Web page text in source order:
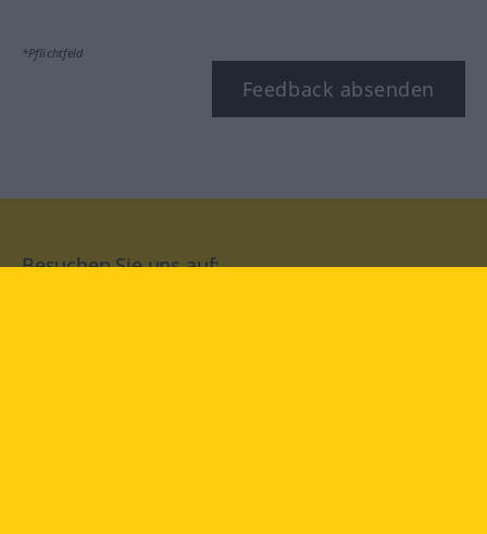
*Pflichtfeld
Feedback absenden
Besuchen Sie uns auf: